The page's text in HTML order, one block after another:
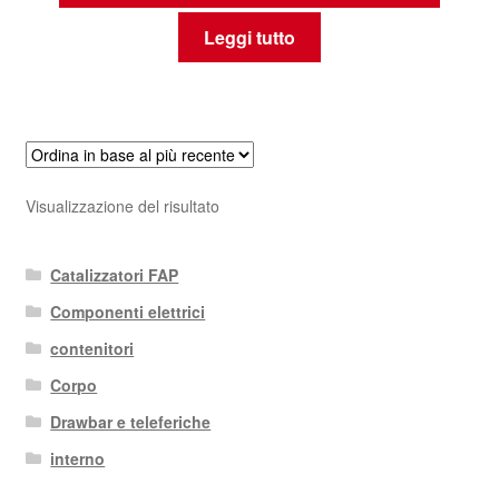
Leggi tutto
Visualizzazione del risultato
Catalizzatori FAP
Componenti elettrici
contenitori
Corpo
Drawbar e teleferiche
interno